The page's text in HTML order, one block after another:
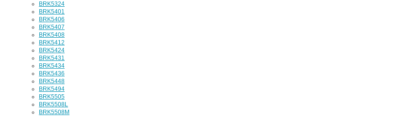
BRK5324
BRK5401
BRK5406
BRK5407
BRK5408
BRK5412
BRK5424
BRK5431
BRK5434
BRK5436
BRK5448
BRK5494
BRK5505
BRK5508L
BRK5508M